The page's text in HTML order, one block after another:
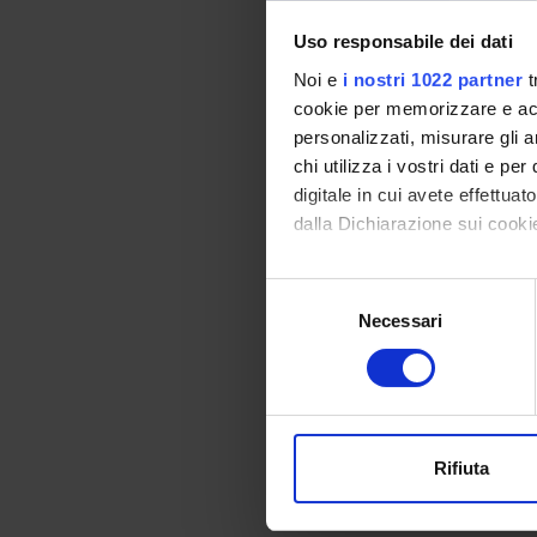
Uso responsabile dei dati
Noi e i nostri 1022 partner
cookie per memorizzare e
personalizzati, misurare gli
chi utilizza i vostri dati e per
digitale in cui avete
dalla Dichiarazione sui
Con il tuo consenso,
raccogliere
digitali).
modificare o ritirare il tuo
Necessari
Rifiuta
12
13
15
16
17
18
23